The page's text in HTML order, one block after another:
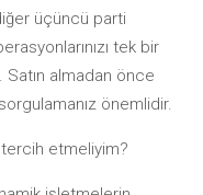
üçüncü parti
tek bir
Satın almadan önce
önemlidir.
etmeliyim?